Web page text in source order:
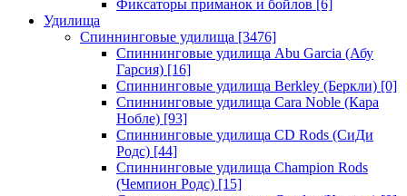
Фиксаторы приманок и бойлов [6]
Удилища
Спиннинговые удилища [3476]
Спиннинговые удилища Abu Garcia (Абу
Гарсия) [16]
Спиннинговые удилища Berkley (Беркли) [0]
Спиннинговые удилища Cara Noble (Кара
Нобле) [93]
Спиннинговые удилища CD Rods (СиДи
Родс) [44]
Спиннинговые удилища Champion Rods
(Чемпион Родс) [15]